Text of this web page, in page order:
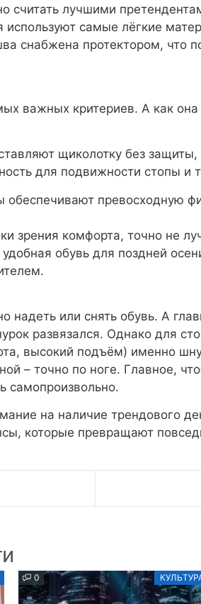
считать лучшими
используют самые лёгкие
снабжена протектором, что
важных критериев. А как
щиколотку без защиты,
для подвижности стопы и
обеспечивают превосходную
зрения комфорта, точно не
удобная обувь для поздней
надеть или снять обувь. А
развязался. Однако для
высокий подъём) именно
– точно по ноге. Главное,
самопроизвольно.
на наличие трендового
которые превращают
0